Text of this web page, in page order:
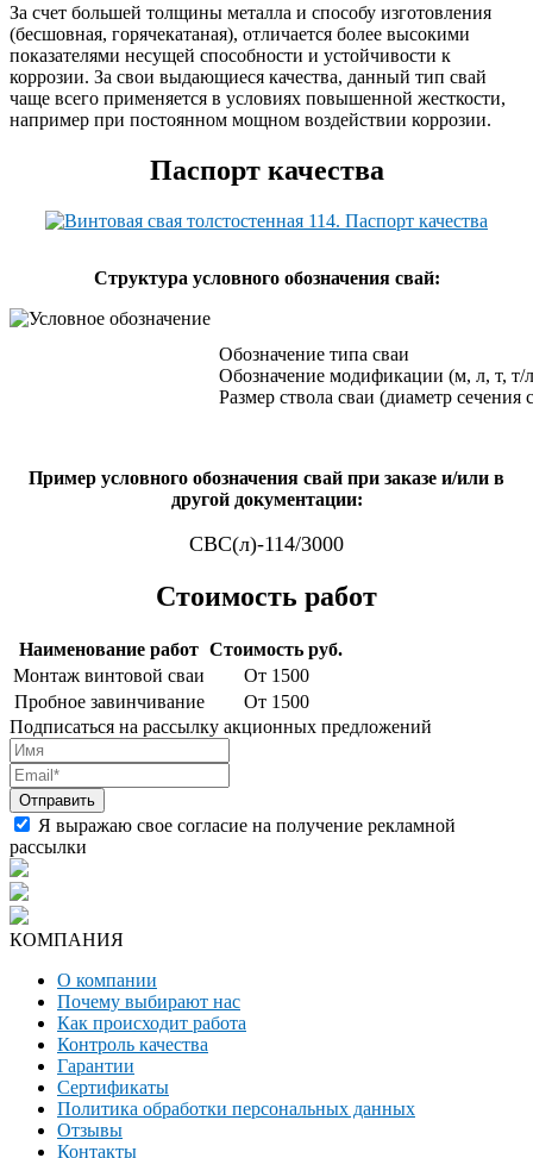
За счет большей толщины металла и способу изготовления
(бесшовная, горячекатаная), отличается более высокими
показателями несущей способности и устойчивости к
коррозии. За свои выдающиеся качества, данный тип свай
чаще всего применяется в условиях повышенной жесткости,
например при постоянном мощном воздействии коррозии.
Паспорт качества
Cтруктура условного обозначения свай:
Обозначение типа сваи
Обозначение модификации (м, л, т, т/
Размер ствола сваи (диаметр сечения
Пример условного обозначения свай при заказе и/или в
другой документации:
СВС(л)-114/3000
Стоимость работ
Наименование работ Стоимость руб.
Монтаж винтовой сваи
От 1500
Пробное завинчивание
От 1500
Подписаться на рассылку акционных предложений
Я выражаю свое согласие на получение рекламной
рассылки
КОМПАНИЯ
О компании
Почему выбирают нас
Как происходит работа
Контроль качества
Гарантии
Сертификаты
Политика обработки персональных данных
Отзывы
Контакты